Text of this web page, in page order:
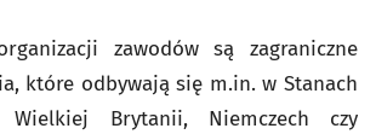
zawodów są zagraniczne
które odbywają się m.in. w Stanach
Wielkiej Brytanii, Niemczech czy